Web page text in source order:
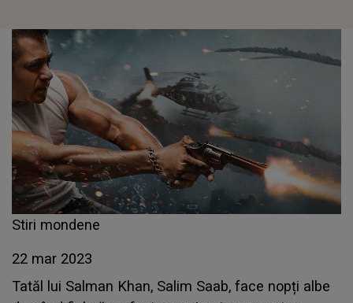
Stiri mondene
22 mar 2023
Tatăl lui Salman Khan, Salim Saab, face nopți albe